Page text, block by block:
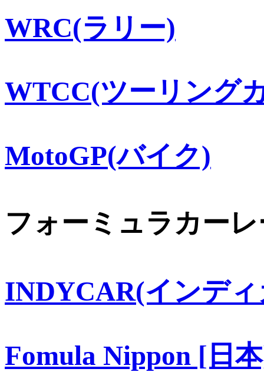
WRC(ラリー)
WTCC(ツーリング
MotoGP(バイク)
フォーミュラカー
INDYCAR(インデ
Fomula Nippon [日